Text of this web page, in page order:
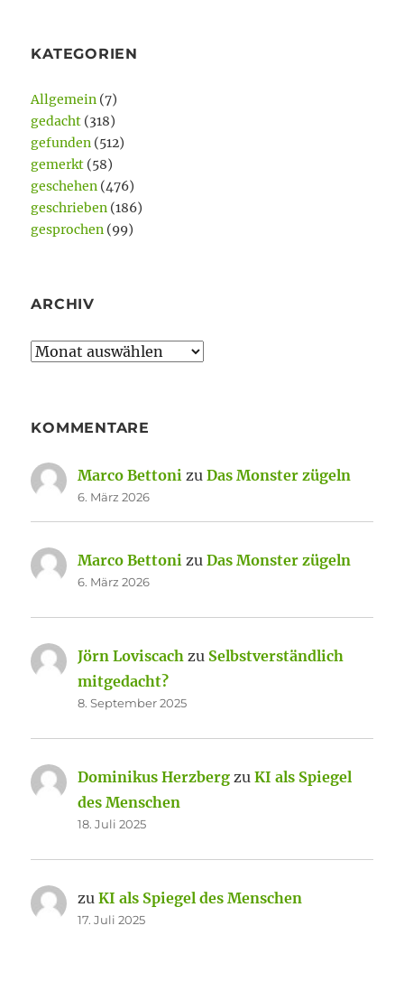
KATEGORIEN
Allgemein (7)
gedacht (318)
gefunden (512)
gemerkt (58)
geschehen (476)
geschrieben (186)
gesprochen (99)
ARCHIV
Archiv
KOMMENTARE
Marco Bettoni zuDas Monster zügeln
6. März 2026
Marco Bettoni zuDas Monster zügeln
6. März 2026
Jörn Loviscach zu Selbstverständlich
mitgedacht?
8. September 2025
Dominikus Herzberg zuKI als Spiegel
des Menschen
18. Juli 2025
zuKI als Spiegel des Menschen
17. Juli 2025